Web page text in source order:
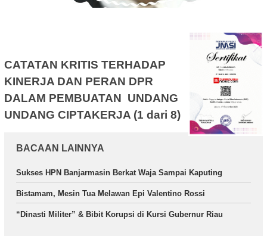
CATATAN KRITIS TERHADAP
KINERJA DAN PERAN DPR
DALAM PEMBUATAN UNDANG
UNDANG CIPTAKERJA (1 dari 8)
BACAAN LAINNYA
Sukses HPN Banjarmasin Berkat Waja Sampai Kaputing
Bistamam, Mesin Tua Melawan Epi Valentino Rossi
“Dinasti Militer” & Bibit Korupsi di Kursi Gubernur Riau